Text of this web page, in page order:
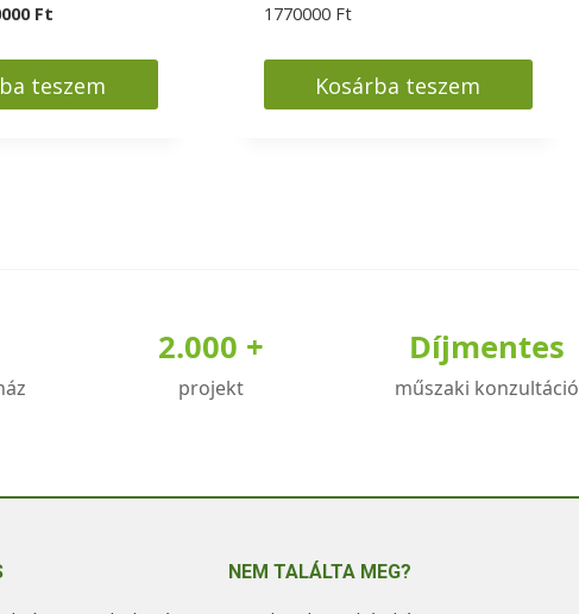
Ft.
FtCurrent
is:
790000 Ft.
teszem
1770000 Ft
Kosárba teszem
2.000 +
projekt
Díjmentes
műszaki konzultáció
NEM TALÁLTA MEG?